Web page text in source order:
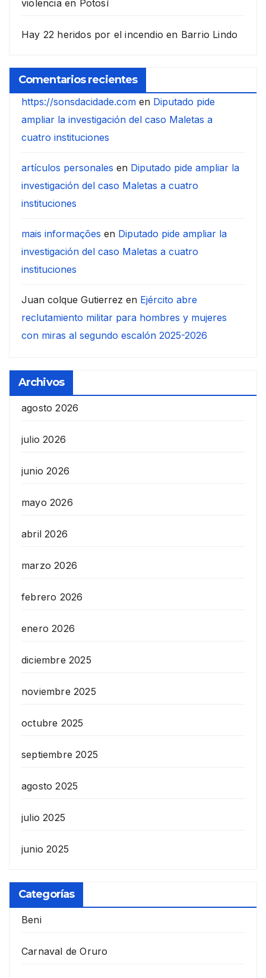
violencia en Potosí
Hay 22 heridos por el incendio en Barrio Lindo
Comentarios recientes
https://sonsdacidade.com en Diputado pide
ampliar la investigación del caso Maletas a
cuatro instituciones
artículos personales en Diputado pide ampliar la
investigación del caso Maletas a cuatro
instituciones
mais informações en Diputado pide ampliar la
investigación del caso Maletas a cuatro
instituciones
Juan colque Gutierrez en Ejército abre
reclutamiento militar para hombres y mujeres
con miras al segundo escalón 2025-2026
Archivos
agosto 2026
julio 2026
junio 2026
mayo 2026
abril 2026
marzo 2026
febrero 2026
enero 2026
diciembre 2025
noviembre 2025
octubre 2025
septiembre 2025
agosto 2025
julio 2025
junio 2025
Categorías
Beni
Carnaval de Oruro